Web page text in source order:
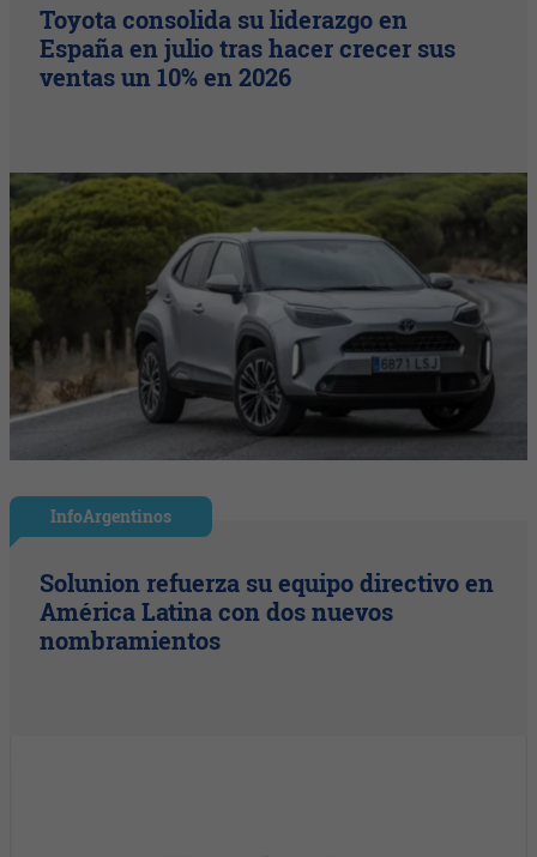
Toyota consolida su liderazgo en
España en julio tras hacer crecer sus
ventas un 10% en 2026
InfoArgentinos
Solunion refuerza su equipo directivo en
América Latina con dos nuevos
nombramientos